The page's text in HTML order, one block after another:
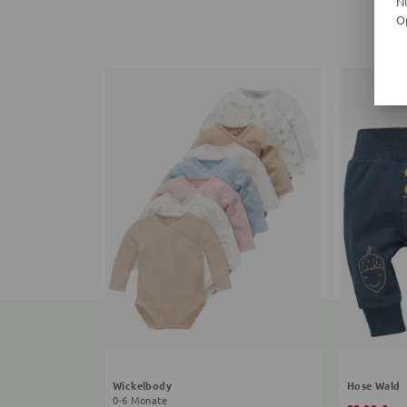
Wickelbody
0-6 Monate
Hose Wald